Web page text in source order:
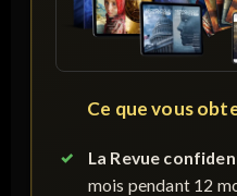
Ce que vous
La Revue
mois pendant 12